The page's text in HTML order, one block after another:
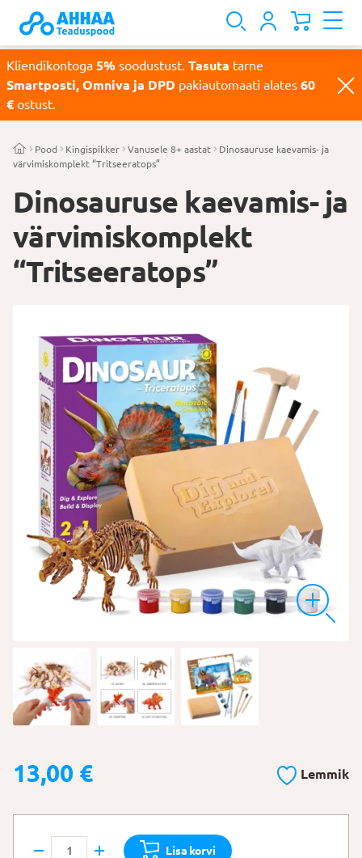
Kliendikontoga 5% soodustust. Tasuta tarne
Smartposti, Omniva ja DPD pakiautomaati alates 60
€ ostust.
Pood Kingispikker Vanusele 8+ aastat
Dinosauruse kaevamis- ja
värvimiskomplekt “Tritseeratops”
Dinosauruse kaevamis- ja
värvimiskomplekt
“Tritseeratops”
13,00 € Lemmik
Dinosauruse
Lisa korvi